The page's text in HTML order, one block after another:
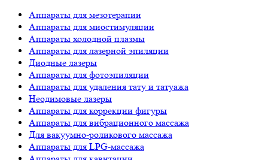
Аппараты для мезотерапии
Аппараты для миостимуляции
Аппараты холодной плазмы
Аппараты для лазерной эпиляции
Диодные лазеры
Аппараты для фотоэпиляции
Аппараты для удаления тату и татуажа
Неодимовые лазеры
Аппараты для коррекции фигуры
Аппараты для вибрационного массажа
Для вакуумно-роликового массажа
Аппараты для LPG-массажа